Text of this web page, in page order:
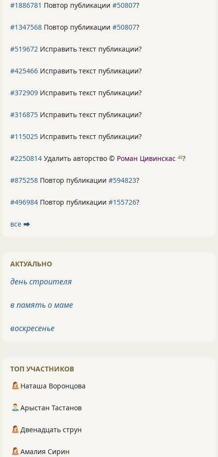
#1886781 Повтор публикации #50807?
#1347568 Повтор публикации #50807?
#519672 Исправить текст публикации?
#425466 Исправить текст публикации?
#372909 Исправить текст публикации?
#316875 Исправить текст публикации?
#115025 Исправить текст публикации?
#2250814 Удалить авторство © Роман Цивинскас 46?
#875258 Повтор публикации #594823?
#496984 Повтор публикации #155726?
все ⮕
АКТУАЛЬНО
день строителя
в память о маме
воскресенье
ТОП УЧАСТНИКОВ
Наташа Воронцова
Арыстан Тастанов
Двенадцать струн
Амалия Сирин